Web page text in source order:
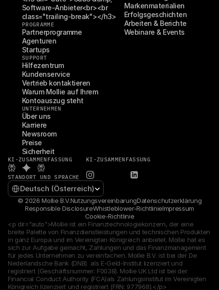
Software-Anbieter<br><br
class="trailing-break"></h3>
PROGRAMME
Partnerprogramme
Agenturen
Startups
SUPPORT
Hilfezentrum
Kundenservice
Vertrieb kontaktieren
Warum Mollie auf Ihrem
Kontoauszug steht
UNTERNEHMEN
Über uns
Karriere
Newsroom
Preise
Sicherheit
Markenmaterialien
Erfolgsgeschichten
Arbeiten & Berichte
Webinare & Events
KI-ZUSAMMENFASSUNG KI-ZUSAMMENFASSUNG
STANDORT UND SPRACHE
Select Language
Deutsch (Österreich)
© 2026 Mollie B.V.NutzungsvereinbarungDatenschutzerklärung
Responsible DisclosureWhistleblower-RichtlinieImpressum
Cookie-Richtlinie
<p dir="auto">Mollie ist ein Finanztechnologiekonzern, der eine
breite Palette von Finanzdienstleistungen und technischen Produkten
in ganz Europa und im Vereinigten Königreich anbietet. Mollie hat es
sich zur Aufgabe gemacht, Zahlungen und das Finanzmanagement
für jedes Unternehmen zu vereinfachen. Mollie B.V. ist bei der De
Nederlandsche Bank (DNB)  als E-Geld-Institut lizenziert und
registriert (Geschäftsnummer: F0038). Mollie UK Ltd ist bei der
Financial Conduct Authority (FCA)als Zahlungsinstitut im Vereinigten
Königreich lizenziert und registriert (FRN: 977968).</p>